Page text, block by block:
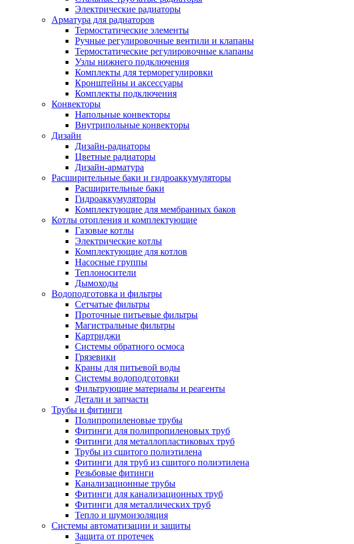
Электрические радиаторы
Арматура для радиаторов
Термостатические элементы
Ручные регулировочные вентили и клапаны
Термостатические регулировочные клапаны
Узлы нижнего подключения
Комплекты для терморегулировки
Кронштейны и аксессуары
Комплекты подключения
Конвекторы
Напольные конвекторы
Внутрипольные конвекторы
Дизайн
Дизайн-радиаторы
Цветные радиаторы
Дизайн-арматура
Расширительные баки и гидроаккумуляторы
Расширительные баки
Гидроаккумуляторы
Комплектующие для мембранных баков
Котлы отопления и комплектующие
Газовые котлы
Электрические котлы
Комплектующие для котлов
Насосные группы
Теплоносители
Дымоходы
Водоподготовка и фильтры
Сетчатые фильтры
Проточные питьевые фильтры
Магистральные фильтры
Картриджи
Системы обратного осмоса
Грязевики
Краны для питьевой воды
Системы водоподготовки
Фильтрующие материалы и реагенты
Детали и запчасти
Трубы и фитинги
Полипропиленовые трубы
Фитинги для полипропиленовых труб
Фитинги для металлопластиковых труб
Трубы из сшитого полиэтилена
Фитинги для труб из сшитого полиэтилена
Резьбовые фитинги
Канализационные трубы
Фитинги для канализационных труб
Фитинги для металлических труб
Тепло и шумоизоляция
Системы автоматизации и защиты
Защита от протечек